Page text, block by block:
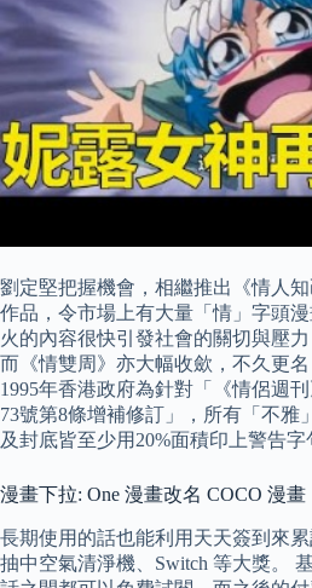
劉定堅把握機會，相繼推出《情人
作品，令市場上有大量「情」字頭
火的內容很快引發社會的關切與壓
而《情雙周》亦大幅收歛，不久更
1995年香港政府為針對「《情侶週
73號第8條增補修訂」，所有「不雅
及封底皆至少用20%面積印上警告字
漫畫下拉: One 漫畫改名 COCO 漫
長期使用的話也能利用天天簽到來
抽中空氣清淨機、Switch 等大獎。